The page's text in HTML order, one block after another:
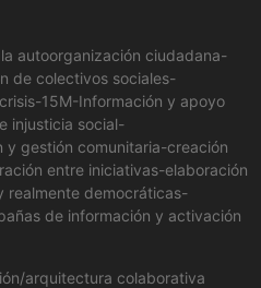
autoorganización ciudadana-
de colectivos sociales-
15M-Información y apoyo
injusticia social-
gestión comunitaria-creación
entre iniciativas-elaboración
realmente democráticas-
de información y activación
arquitectura colaborativa